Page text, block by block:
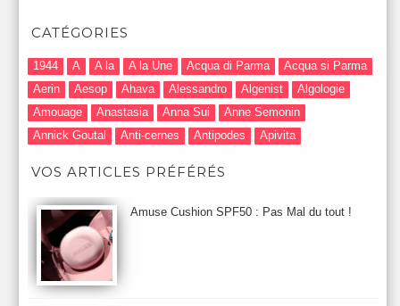
CATÉGORIES
1944 A A la A la Une Acqua di Parma
Acqua si Parma
Aerin
Aesop Ahava Alessandro Algenist
Algologie
Amouage
Anastasia Anna Sui
Anne Semonin
Annick Goutal
Anti-cernes Antipodes
Apivita
Aurelia London
Aurelia Probiotic
AUTOMNE 2012
Automne 2013
Baija
Bain
BB et CC Crème
Beauty Relooking
VOS ARTICLES PRÉFÉRÉS
Amuse Cushion SPF50 : Pas Mal du tout !